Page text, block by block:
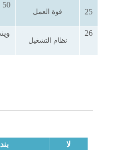
25 قوة العمل
50
26
نظام التشغيل
لا بند